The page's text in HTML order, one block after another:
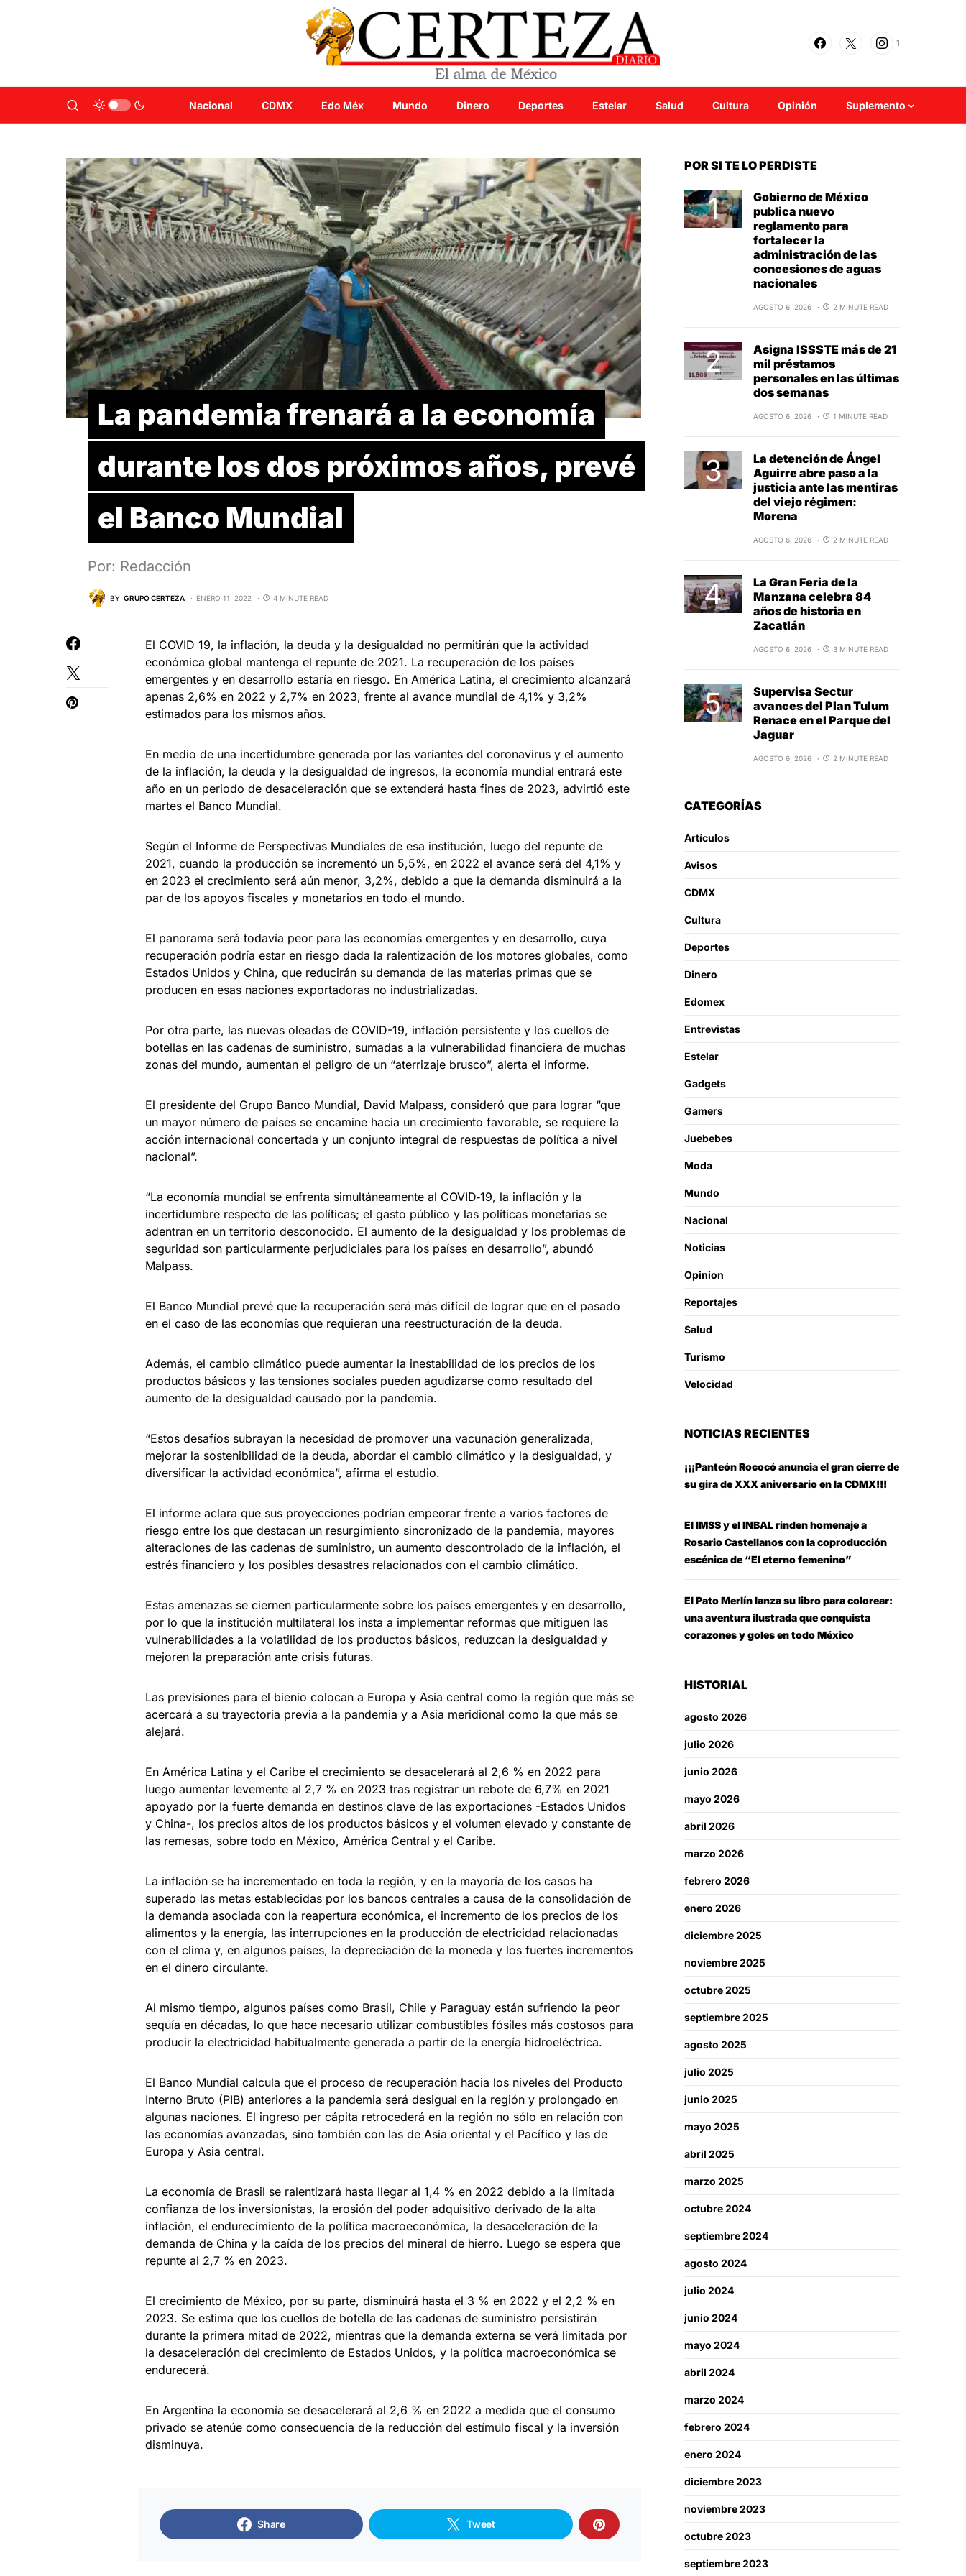
1
Nacional CDMX Edo Méx Mundo Dinero Deportes Estelar Salud Cultura Opinión Suplemento
La pandemia frenará a la economía
durante los dos próximos años, prevé
el Banco Mundial
Por: Redacción
BY GRUPO CERTEZA ENERO 11, 2022 4 MINUTE READ
El COVID 19, la inflación, la deuda y la desigualdad no permitirán que la actividad
económica global mantenga el repunte de 2021. La recuperación de los países
emergentes y en desarrollo estaría en riesgo. En América Latina, el crecimiento alcanzará
apenas 2,6% en 2022 y 2,7% en 2023, frente al avance mundial de 4,1% y 3,2%
estimados para los mismos años.
En medio de una incertidumbre generada por las variantes del coronavirus y el aumento
de la inflación, la deuda y la desigualdad de ingresos, la economía mundial entrará este
año en un periodo de desaceleración que se extenderá hasta fines de 2023, advirtió este
martes el Banco Mundial.
Según el Informe de Perspectivas Mundiales de esa institución, luego del repunte de
2021, cuando la producción se incrementó un 5,5%, en 2022 el avance será del 4,1% y
en 2023 el crecimiento será aún menor, 3,2%, debido a que la demanda disminuirá a la
par de los apoyos fiscales y monetarios en todo el mundo.
El panorama será todavía peor para las economías emergentes y en desarrollo, cuya
recuperación podría estar en riesgo dada la ralentización de los motores globales, como
Estados Unidos y China, que reducirán su demanda de las materias primas que se
producen en esas naciones exportadoras no industrializadas.
Por otra parte, las nuevas oleadas de COVID-19, inflación persistente y los cuellos de
botellas en las cadenas de suministro, sumadas a la vulnerabilidad financiera de muchas
zonas del mundo, aumentan el peligro de un “aterrizaje brusco”, alerta el informe.
El presidente del Grupo Banco Mundial, David Malpass, consideró que para lograr “que
un mayor número de países se encamine hacia un crecimiento favorable, se requiere la
acción internacional concertada y un conjunto integral de respuestas de política a nivel
nacional”.
“La economía mundial se enfrenta simultáneamente al COVID‑19, la inflación y la
incertidumbre respecto de las políticas; el gasto público y las políticas monetarias se
adentran en un territorio desconocido. El aumento de la desigualdad y los problemas de
seguridad son particularmente perjudiciales para los países en desarrollo”, abundó
Malpass.
El Banco Mundial prevé que la recuperación será más difícil de lograr que en el pasado
en el caso de las economías que requieran una reestructuración de la deuda.
Además, el cambio climático puede aumentar la inestabilidad de los precios de los
productos básicos y las tensiones sociales pueden agudizarse como resultado del
aumento de la desigualdad causado por la pandemia.
“Estos desafíos subrayan la necesidad de promover una vacunación generalizada,
mejorar la sostenibilidad de la deuda, abordar el cambio climático y la desigualdad, y
diversificar la actividad económica”, afirma el estudio.
El informe aclara que sus proyecciones podrían empeorar frente a varios factores de
riesgo entre los que destacan un resurgimiento sincronizado de la pandemia, mayores
alteraciones de las cadenas de suministro, un aumento descontrolado de la inflación, el
estrés financiero y los posibles desastres relacionados con el cambio climático.
Estas amenazas se ciernen particularmente sobre los países emergentes y en desarrollo,
por lo que la institución multilateral los insta a implementar reformas que mitiguen las
vulnerabilidades a la volatilidad de los productos básicos, reduzcan la desigualdad y
mejoren la preparación ante crisis futuras.
Las previsiones para el bienio colocan a Europa y Asia central como la región que más se
acercará a su trayectoria previa a la pandemia y a Asia meridional como la que más se
alejará.
En América Latina y el Caribe el crecimiento se desacelerará al 2,6 % en 2022 para
luego aumentar levemente al 2,7 % en 2023 tras registrar un rebote de 6,7% en 2021
apoyado por la fuerte demanda en destinos clave de las exportaciones -Estados Unidos
y China-, los precios altos de los productos básicos y el volumen elevado y constante de
las remesas, sobre todo en México, América Central y el Caribe.
La inflación se ha incrementado en toda la región, y en la mayoría de los casos ha
superado las metas establecidas por los bancos centrales a causa de la consolidación de
la demanda asociada con la reapertura económica, el incremento de los precios de los
alimentos y la energía, las interrupciones en la producción de electricidad relacionadas
con el clima y, en algunos países, la depreciación de la moneda y los fuertes incrementos
en el dinero circulante.
Al mismo tiempo, algunos países como Brasil, Chile y Paraguay están sufriendo la peor
sequía en décadas, lo que hace necesario utilizar combustibles fósiles más costosos para
producir la electricidad habitualmente generada a partir de la energía hidroeléctrica.
El Banco Mundial calcula que el proceso de recuperación hacia los niveles del Producto
Interno Bruto (PIB) anteriores a la pandemia será desigual en la región y prolongado en
algunas naciones. El ingreso per cápita retrocederá en la región no sólo en relación con
las economías avanzadas, sino también con las de Asia oriental y el Pacífico y las de
Europa y Asia central.
La economía de Brasil se ralentizará hasta llegar al 1,4 % en 2022 debido a la limitada
confianza de los inversionistas, la erosión del poder adquisitivo derivado de la alta
inflación, el endurecimiento de la política macroeconómica, la desaceleración de la
demanda de China y la caída de los precios del mineral de hierro. Luego se espera que
repunte al 2,7 % en 2023.
El crecimiento de México, por su parte, disminuirá hasta el 3 % en 2022 y el 2,2 % en
2023. Se estima que los cuellos de botella de las cadenas de suministro persistirán
durante la primera mitad de 2022, mientras que la demanda externa se verá limitada por
la desaceleración del crecimiento de Estados Unidos, y la política macroeconómica se
endurecerá.
En Argentina la economía se desacelerará al 2,6 % en 2022 a medida que el consumo
privado se atenúe como consecuencia de la reducción del estímulo fiscal y la inversión
disminuya.
Share Tweet
POR SI TE LO PERDISTE
Gobierno de México
publica nuevo
reglamento para
fortalecer la
administración de las
concesiones de aguas
nacionales
AGOSTO 6, 2026 2 MINUTE READ
Asigna ISSSTE más de 21
mil préstamos
personales en las últimas
dos semanas
AGOSTO 6, 2026 1 MINUTE READ
La detención de Ángel
Aguirre abre paso a la
justicia ante las mentiras
del viejo régimen:
Morena
AGOSTO 6, 2026 2 MINUTE READ
La Gran Feria de la
Manzana celebra 84
años de historia en
Zacatlán
AGOSTO 6, 2026 3 MINUTE READ
Supervisa Sectur
avances del Plan Tulum
Renace en el Parque del
Jaguar
AGOSTO 6, 2026 2 MINUTE READ
CATEGORÍAS
Artículos
Avisos
CDMX
Cultura
Deportes
Dinero
Edomex
Entrevistas
Estelar
Gadgets
Gamers
Juebebes
Moda
Mundo
Nacional
Noticias
Opinion
Reportajes
Salud
Turismo
Velocidad
NOTICIAS RECIENTES
¡¡¡Panteón Rococó anuncia el gran cierre de
su gira de XXX aniversario en la CDMX!!!
El IMSS y el INBAL rinden homenaje a
Rosario Castellanos con la coproducción
escénica de “El eterno femenino”
El Pato Merlín lanza su libro para colorear:
una aventura ilustrada que conquista
corazones y goles en todo México
HISTORIAL
agosto 2026
julio 2026
junio 2026
mayo 2026
abril 2026
marzo 2026
febrero 2026
enero 2026
diciembre 2025
noviembre 2025
octubre 2025
septiembre 2025
agosto 2025
julio 2025
junio 2025
mayo 2025
abril 2025
marzo 2025
octubre 2024
septiembre 2024
agosto 2024
julio 2024
junio 2024
mayo 2024
abril 2024
marzo 2024
febrero 2024
enero 2024
diciembre 2023
noviembre 2023
octubre 2023
septiembre 2023